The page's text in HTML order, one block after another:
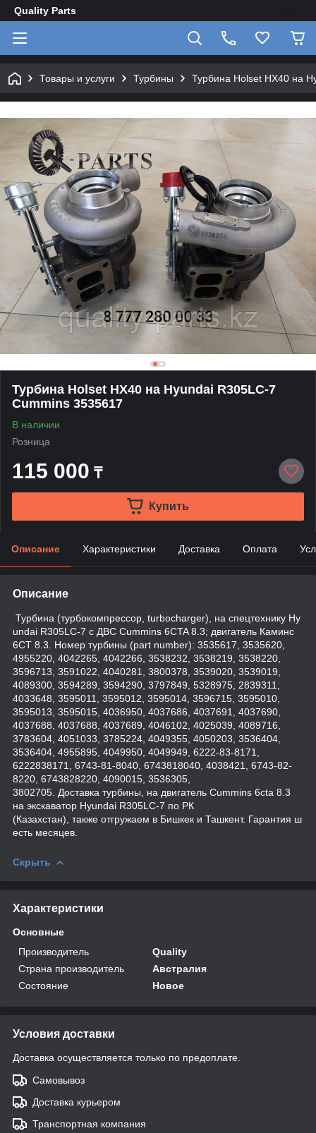
Quality Parts
Товары и услуги Турбины Турбина Holset HX40 на
Турбина Holset HX40 на Hyundai R305LC-7
Cummins 3535617
В наличии
Розница
115 000 ₸
Купить
Описание Характеристики Доставка Оплата
Описание
Турбина (турбокомпрессор, turbocharger), на спецтехнику Hy
undai R305LC-7 с ДВС Cummins 6CTA 8.3; двигатель Каминс
6СТ 8.3. Номер турбины (part number): 3535617, 3535620,
4955220, 4042265, 4042266, 3538232, 3538219, 3538220,
3596713, 3591022, 4040281, 3800378, 3539020, 3539019,
4089300, 3594289, 3594290, 3797849, 5328975, 2839311,
4033648, 3595011, 3595012, 3595014, 3596715, 3595010,
3595013, 3595015, 4036950, 4037686, 4037691, 4037690,
4037688, 4037688, 4037689, 4046102, 4025039, 4089716,
3783604, 4051033, 3785224, 4049355, 4050203, 3536404,
3536404, 4955895, 4049950, 4049949, 6222-83-8171,
6222838171, 6743-81-8040, 6743818040, 4038421, 6743-82-
8220, 6743828220, 4090015, 3536305,
3802705. Доставка турбины, на двигатель Cummins 6cta 8.3
на экскаватор Hyundai R305LC-7 по РК
(Казахстан), также отгружаем в Бишкек и Ташкент. Гарантия ш
есть месяцев.
Скрыть
Характеристики
Основные
Производитель
Quality
Страна производитель
Австралия
Состояние
Новое
Условия доставки
Доставка осуществляется только по предоплате.
Самовывоз
Доставка курьером
Транспортная компания